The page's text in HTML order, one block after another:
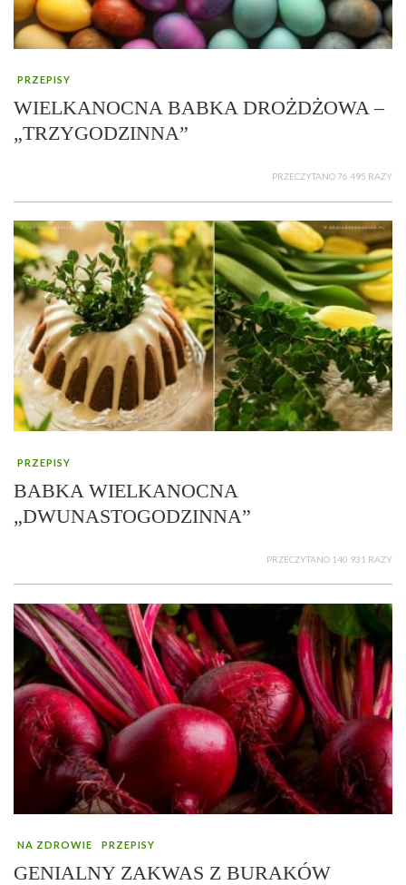
PRZEPISY
WIELKANOCNA BABKA DROŻDŻOWA –
„TRZYGODZINNA”
PRZECZYTANO 76 495 RAZY
PRZEPISY
BABKA WIELKANOCNA
„DWUNASTOGODZINNA”
PRZECZYTANO 140 931 RAZY
NA ZDROWIE PRZEPISY
GENIALNY ZAKWAS Z BURAKÓW